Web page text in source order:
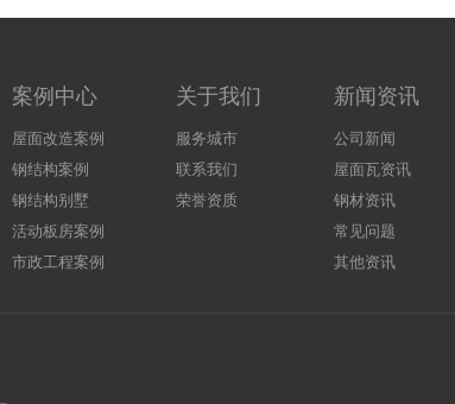
案例中心
屋面改造案例
钢结构案例
钢结构别墅
活动板房案例
市政工程案例
关于我们
服务城市
联系我们
荣誉资质
新闻资讯
公司新闻
屋面瓦资讯
钢材资讯
常见问题
其他资讯